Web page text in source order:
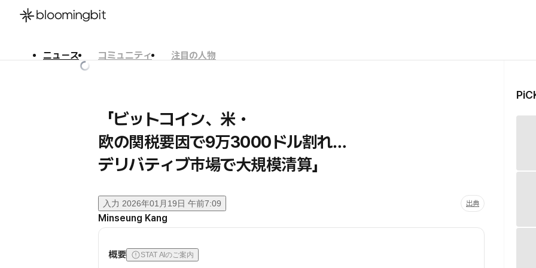
ニュース コミュニティ
注目の人物
「ビットコイン、米・
欧の関税要因で9万3000ドル割れ…
デリバティブ市場で大規模清算」
入力 2026年01月19日 午前7:09 出典
Minseung Kang
概要 STAT AIのご案内